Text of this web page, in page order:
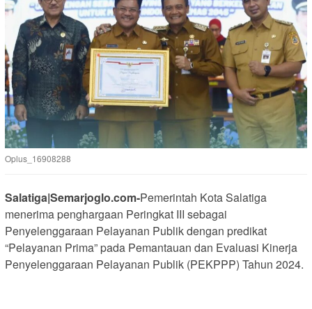
Oplus_16908288
Salatiga|Semarjoglo.com-Pemerintah Kota Salatiga
menerima penghargaan Peringkat III sebagai
Penyelenggaraan Pelayanan Publik dengan predikat
“Pelayanan Prima” pada Pemantauan dan Evaluasi Kinerja
Penyelenggaraan Pelayanan Publik (PEKPPP) Tahun 2024.